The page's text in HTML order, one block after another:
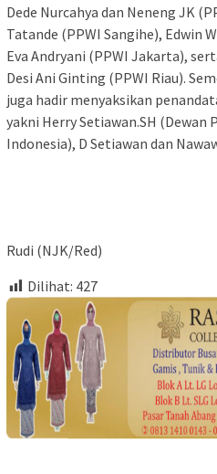
Dede Nurcahya dan Neneng JK
Tatande (PPWI Sangihe), Edwin
Eva Andryani (PPWI Jakarta),
Desi Ani Ginting (PPWI Riau).
juga hadir menyaksikan
yakni Herry Setiawan.SH (Dewan
Indonesia), D Setiawan dan
Rudi (NJK/Red)
Dilihat: 427